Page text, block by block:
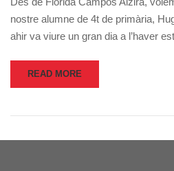
nostre alumne de 4t de primària,
ahir va viure un gran dia a l’haver
READ MORE